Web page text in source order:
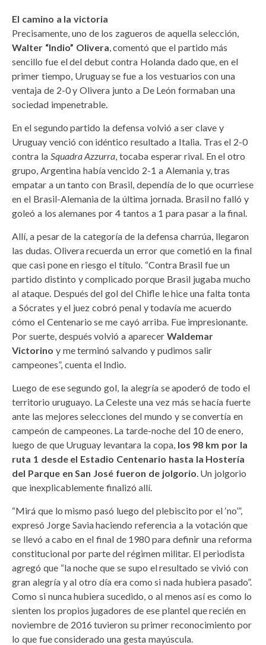
El camino a la victoria
Precisamente, uno de los zagueros de aquella selección,
Walter “Indio” Olivera, comentó que el partido más
sencillo fue el del debut contra Holanda dado que, en el
primer tiempo, Uruguay se fue a los vestuarios con una
ventaja de 2-0 y Olivera junto a De León formaban una
sociedad impenetrable.
En el segundo partido la defensa volvió a ser clave y
Uruguay venció con idéntico resultado a Italia. Tras el 2-0
contra la Squadra Azzurra, tocaba esperar rival. En el otro
grupo, Argentina había vencido 2-1 a Alemania y, tras
empatar a un tanto con Brasil, dependía de lo que ocurriese
en el Brasil-Alemania de la última jornada. Brasil no falló y
goleó a los alemanes por 4 tantos a 1 para pasar a la final.
Allí, a pesar de la categoría de la defensa charrúa, llegaron
las dudas. Olivera recuerda un error que cometió en la final
que casi pone en riesgo el título. “Contra Brasil fue un
partido distinto y complicado porque Brasil jugaba mucho
al ataque. Después del gol del Chifle le hice una falta tonta
a Sócrates y el juez cobró penal y todavía me acuerdo
cómo el Centenario se me cayó arriba. Fue impresionante.
Por suerte, después volvió a aparecer Waldemar
Victorino y me terminó salvando y pudimos salir
campeones”, cuenta el Indio.
Luego de ese segundo gol, la alegría se apoderó de todo el
territorio uruguayo. La Celeste una vez más se hacía fuerte
ante las mejores selecciones del mundo y se convertía en
campeón de campeones. La tarde-noche del 10 de enero,
luego de que Uruguay levantara la copa,los 98 km por la
ruta 1 desde el Estadio Centenario hasta la Hostería
del Parque en San José fueron de jolgorio. Un jolgorio
que inexplicablemente finalizó allí.
“Mirá que lo mismo pasó luego del plebiscito por el ‘no’”,
expresó Jorge Savia haciendo referencia a la votación que
se llevó a cabo en el final de 1980 para definir una reforma
constitucional por parte del régimen militar. El periodista
agregó que “la noche que se supo el resultado se vivió con
gran alegría y al otro día era como si nada hubiera pasado”.
Como si nunca hubiera sucedido, o al menos así es como lo
sienten los propios jugadores de ese plantel que recién en
noviembre de 2016 tuvieron su primer reconocimiento por
lo que fue considerado una gesta mayúscula.